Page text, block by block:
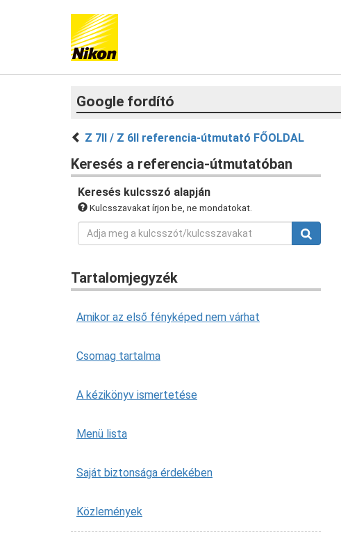
Google fordító
Z 7II / Z 6II referencia-útmutató FŐOLDAL
Keresés a referencia-útmutatóban
Keresés kulcsszó alapján
Kulcsszavakat írjon be, ne mondatokat.
Tartalomjegyzék
Amikor az első fényképed nem várhat
Csomag tartalma
A kézikönyv ismertetése
Menü lista
Saját biztonsága érdekében
Közlemények